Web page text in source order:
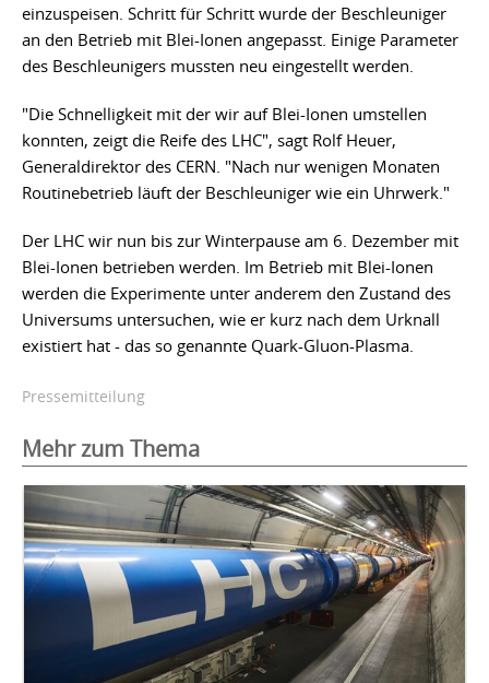
einzuspeisen. Schritt für Schritt wurde der Beschleuniger
an den Betrieb mit Blei-Ionen angepasst. Einige Parameter
des Beschleunigers mussten neu eingestellt werden.
"Die Schnelligkeit mit der wir auf Blei-Ionen umstellen
konnten, zeigt die Reife des LHC", sagt Rolf Heuer,
Generaldirektor des CERN. "Nach nur wenigen Monaten
Routinebetrieb läuft der Beschleuniger wie ein Uhrwerk."
Der LHC wir nun bis zur Winterpause am 6. Dezember mit
Blei-Ionen betrieben werden. Im Betrieb mit Blei-Ionen
werden die Experimente unter anderem den Zustand des
Universums untersuchen, wie er kurz nach dem Urknall
existiert hat - das so genannte Quark-Gluon-Plasma.
Pressemitteilung
Mehr zum Thema